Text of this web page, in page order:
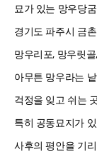
묘가 있는 망우당
경기도 파주시 금
망우리포, 망우릿
아무튼 망우라는
걱정을 잊고 쉬는
특히 공동묘지가
사후의 평안을 기